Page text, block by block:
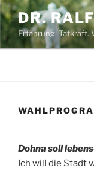
Zum
Inhalt
springen
DR.
Erfahrung. Tatkraft.
Dohna soll
Ich will die Stadt